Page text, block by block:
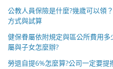
公教人員保險是什麼?幾歲可以領
方式與試算
健保眷屬依附規定與區公所費用
屬與子女怎麼辦?
勞退自提6%怎麼算?公司一定要提